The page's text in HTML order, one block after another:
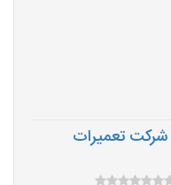
شرکت تعمیرات